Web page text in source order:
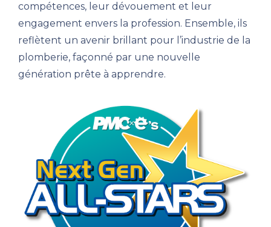
compétences, leur dévouement et leur
engagement envers la profession. Ensemble, ils
reflètent un avenir brillant pour l’industrie de la
plomberie, façonné par une nouvelle
génération prête à apprendre.